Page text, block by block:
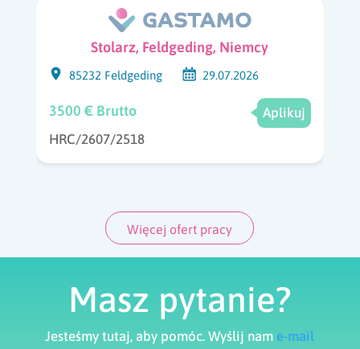
Stolarz, Feldgeding, Niemcy
85232 Feldgeding 29.07.2026
3500 € Brutto
Aplikuj
HRC/2607/2518
Więcej ofert pracy
Masz pytanie?
Jesteśmy tutaj, aby pomóc. Wyślij nam e-mail